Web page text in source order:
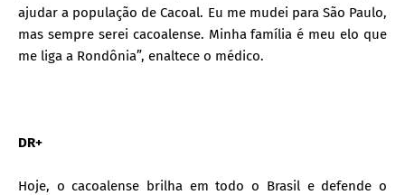
ajudar a população de Cacoal. Eu me mudei para São Paulo,
mas sempre serei cacoalense. Minha família é meu elo que
me liga a Rondônia”, enaltece o médico.
DR+
Hoje, o cacoalense brilha em todo o Brasil e defende o